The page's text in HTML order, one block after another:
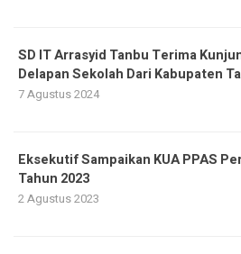
SD IT Arrasyid Tanbu Terima
Delapan Sekolah Dari Kabupaten
7 Agustus 2024
Eksekutif Sampaikan KUA PPAS
Tahun 2023
2 Agustus 2023